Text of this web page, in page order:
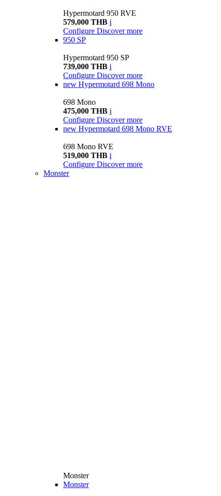
Hypermotard 950 RVE
579,000 THB i
Configure Discover more
950 SP
Hypermotard 950 SP
739,000 THB i
Configure Discover more
new Hypermotard 698 Mono
698 Mono
475,000 THB i
Configure Discover more
new Hypermotard 698 Mono RVE
698 Mono RVE
519,000 THB i
Configure Discover more
Monster
Monster
Monster